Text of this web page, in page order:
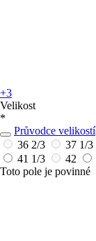
+3
Velikost
*
Průvodce velikostí
36 2/3
37 1/3
41 1/3
42
Toto pole je povinné